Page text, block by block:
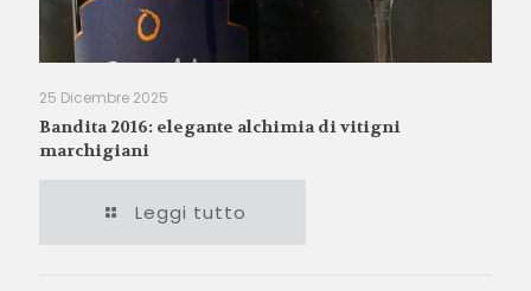
25 Dicembre 2025
Bandita 2016: elegante alchimia di vitigni
marchigiani
Leggi tutto